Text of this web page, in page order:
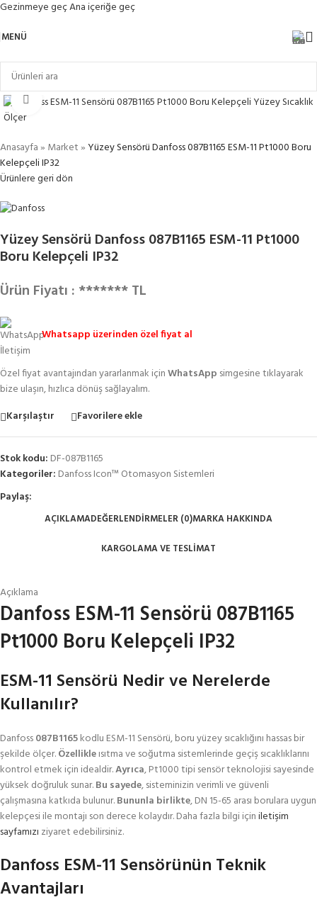
Gezinmeye geçAna içeriğe geç
MENÜ
Büyütmek için tıklayın
Anasayfa» Market»Yüzey Sensörü Danfoss 087B1165 ESM-11 Pt1000 Boru
Kelepçeli IP32
Ürünlere geri dön
Yüzey Sensörü Danfoss 087B1165 ESM-11 Pt1000
Boru Kelepçeli IP32
Ürün Fiyatı : ******* TL
Whatsapp üzerinden özel fiyat al
Özel fiyat avantajından yararlanmak içinWhatsApp simgesine tıklayarak
bize ulaşın, hızlıca dönüş sağlayalım.
Karşılaştır
Favorilere ekle
Stok kodu: DF-087B1165
Kategoriler: Danfoss Icon™ Otomasyon Sistemleri
Paylaş:
AÇIKLAMADEĞERLENDIRMELER (0)MARKA HAKKINDA
KARGOLAMA VE TESLIMAT
Açıklama
Danfoss ESM-11 Sensörü 087B1165
Pt1000 Boru Kelepçeli IP32
ESM-11 Sensörü Nedir ve Nerelerde
Kullanılır?
Danfoss087B1165kodlu ESM-11 Sensörü, boru yüzey sıcaklığını hassas bir
şekilde ölçer.Özellikleısıtma ve soğutma sistemlerinde geçiş sıcaklıklarını
kontrol etmek için idealdir.Ayrıca, Pt1000 tipi sensör teknolojisi sayesinde
yüksek doğruluk sunar.Bu sayede, sisteminizin verimli ve güvenli
çalışmasına katkıda bulunur.Bununla birlikte, DN 15-65 arası borulara uygun
kelepçesi ile montajı son derece kolaydır. Daha fazla bilgi içiniletişim
sayfamızı ziyaret edebilirsiniz.
Danfoss ESM-11 Sensörünün Teknik
Avantajları